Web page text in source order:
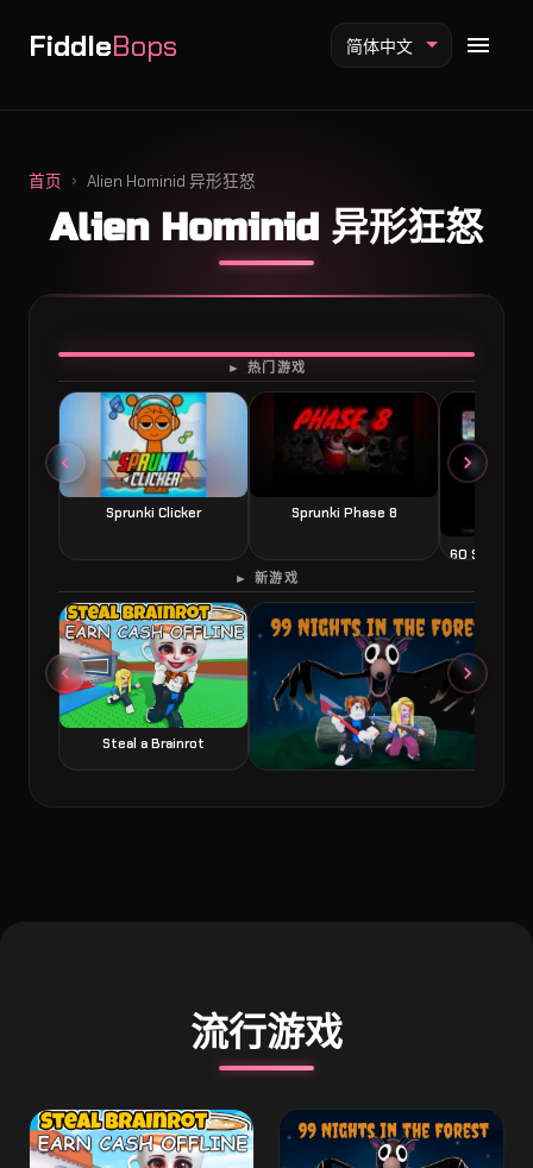
FiddleBops
Fiddlebops 模组
简体中文
首页 Alien Hominid 异形狂怒
Alien Hominid 异形狂怒
► 热门游戏
Sprunki Clicker Sprunki Phase 8
60 Second
开始游戏
► 新游戏
Steal a Brainrot
流行游戏